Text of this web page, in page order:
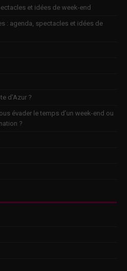
et idées de week-end
: agenda, spectacles et idées de
d’Azur ?
évader le temps d’un week-end ou
?